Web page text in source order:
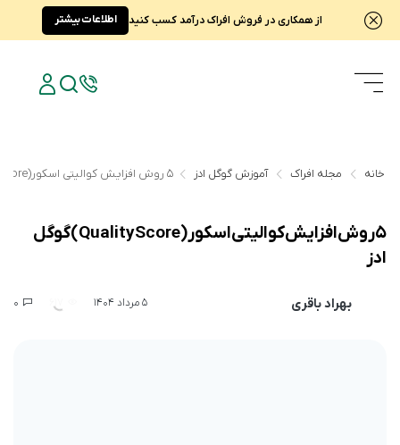
از همکاری در فروش افراک درآمد کسب کنید اطلاعات بیشتر
خانه مجله افراک آموزش گوگل ادز ۵ روش افزایش کوالیتی اسکور(Quality Score) گوگل ادز
۵ روش افزایش کوالیتی اسکور(Quality Score) گوگل
ادز
بهراد باقری 5 مرداد 1404